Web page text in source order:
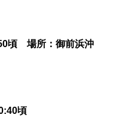
頃 場所：御前浜沖
頃